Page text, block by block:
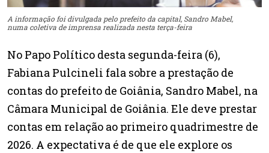
A informação foi divulgada pelo prefeito da capital, Sandro Mabel,
numa coletiva de imprensa realizada nesta terça-feira
No Papo Político desta segunda-feira (6),
Fabiana Pulcineli fala sobre a prestação de
contas do prefeito de Goiânia, Sandro Mabel, na
Câmara Municipal de Goiânia. Ele deve prestar
contas em relação ao primeiro quadrimestre de
2026. A expectativa é de que ele explore os